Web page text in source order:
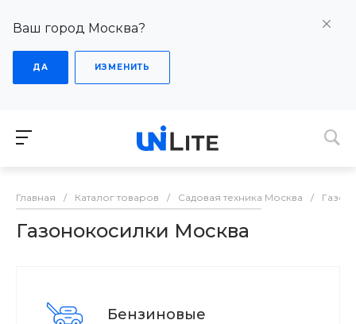
Ваш город Москва?
ДА ИЗМЕНИТЬ
Главная / Каталог товаров / Садовая техника Москва /
Газонокосилки Москва
Бензиновые